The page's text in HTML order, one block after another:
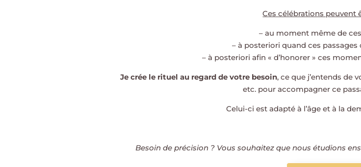
Ces célébrations peuvent
– au moment même de
– à posteriori quand ces passages
– à posteriori afin « d’honorer » ces
Je crée le rituel au regard de votre besoin, ce que j’entends de
etc. pour accompagner ce
Celui-ci est adapté à l’âge et à la
Besoin de précision ? Vous souhaitez que nous étudions